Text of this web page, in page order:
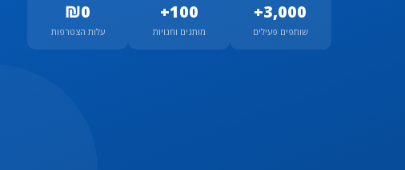
3,000+
שותפים פעילים
100+
מותגים וחנויות
₪0
עלות הצטרפות